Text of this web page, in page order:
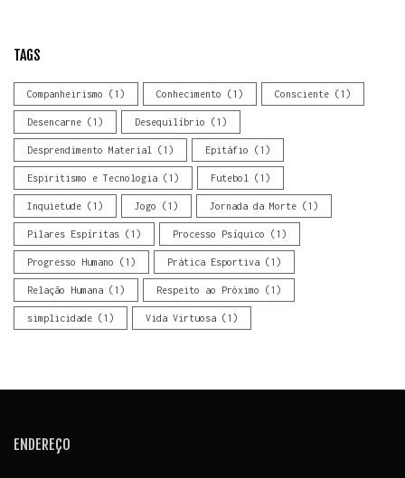
TAGS
Companheirismo (1) Conhecimento (1) Consciente (1)
Desencarne (1) Desequilíbrio (1)
Desprendimento Material (1) Epitáfio (1)
Espiritismo e Tecnologia (1) Futebol (1)
Inquietude (1) Jogo (1) Jornada da Morte (1)
Pilares Espíritas (1) Processo Psíquico (1)
Progresso Humano (1) Prática Esportiva (1)
Relação Humana (1) Respeito ao Próximo (1)
simplicidade (1) Vida Virtuosa (1)
ENDEREÇO